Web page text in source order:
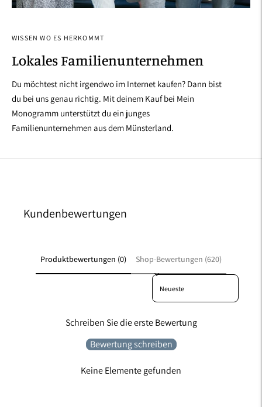
WISSEN WO ES HERKOMMT
Lokales Familienunternehmen
Du möchtest nicht irgendwo im Internet kaufen? Dann bist
du bei uns genau richtig. Mit deinem Kauf bei Mein
Monogramm unterstützt du ein junges
Familienunternehmen aus dem Münsterland.
Kundenbewertungen
Produktbewertungen (0) Shop-Bewertungen (620)
Sort reviews by
Schreiben Sie die erste Bewertung
Bewertung schreiben
Keine Elemente gefunden